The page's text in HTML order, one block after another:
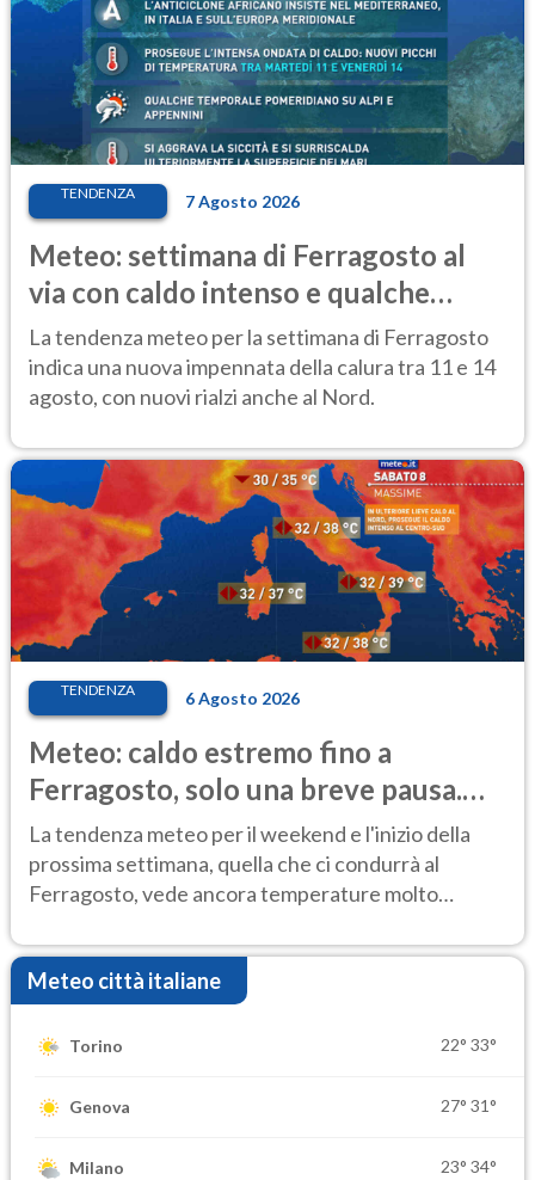
TENDENZA 7 Agosto 2026
Meteo: settimana di Ferragosto al
via con caldo intenso e qualche
temporale
La tendenza meteo per la settimana di Ferragosto
indica una nuova impennata della calura tra 11 e 14
agosto, con nuovi rialzi anche al Nord.
TENDENZA 6 Agosto 2026
Meteo: caldo estremo fino a
Ferragosto, solo una breve pausa.
Ecco dove
La tendenza meteo per il weekend e l'inizio della
prossima settimana, quella che ci condurrà al
Ferragosto, vede ancora temperature molto
Meteo città italiane
Torino 22° 33°
Genova 27° 31°
Milano 23° 34°